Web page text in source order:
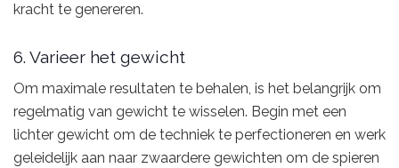
kracht te genereren.
6. Varieer het gewicht
Om maximale resultaten te behalen, is het belangrijk om
regelmatig van gewicht te wisselen. Begin met een
lichter gewicht om de techniek te perfectioneren en werk
geleidelijk aan naar zwaardere gewichten om de spieren